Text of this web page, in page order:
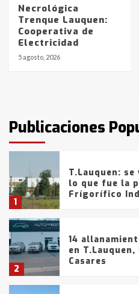
Necrológica
Trenque Lauquen:
Cooperativa de
Electricidad
5 agosto, 2026
Publicaciones
La Bolsa de
Blanca
con lluvias y
fueron
tarde del
1
T.Lauquen:
lo que fue la
Frígorífico
2
14
en
Casares